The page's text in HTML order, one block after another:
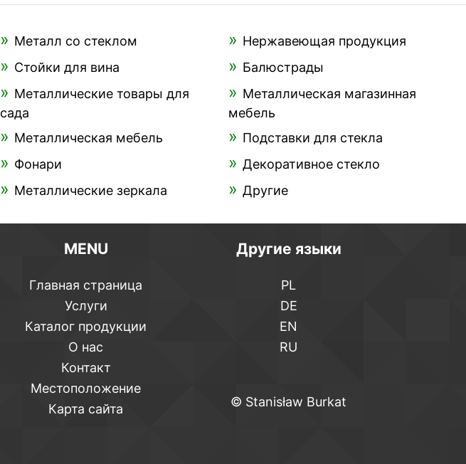
Металл со стеклом
Стойки для вина
Металлические товары для
сада
Металлическая мебель
Фонари
Металлические зеркала
Нержавеющая продукция
Балюстрады
Металлическая магазинная
мебель
Подставки для стекла
Декоративное стекло
Другие
MENU
Главная страница
Услуги
Каталог продукции
О нас
Контакт
Местоположение
Карта сайта
Другие языки
PL
DE
EN
RU
© Stanisław Burkat